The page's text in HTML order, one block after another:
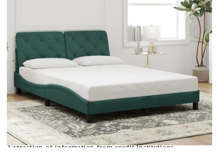
Клас на защита:
IP65
Дължина на USB кабела:
140 см
За матрак с размери:
140 x 190 cм (Ш x Д) (матракът не е
включен)
Дължина (всяка):
55 см
Купи на изплащане
Credit calculator
Рамка за легло с LED осветление без матрак
тъмнозелена 140x190 см кадифе
Please select credit institution
Цена на продукта: €201.00
Extraction of information from credit institutions